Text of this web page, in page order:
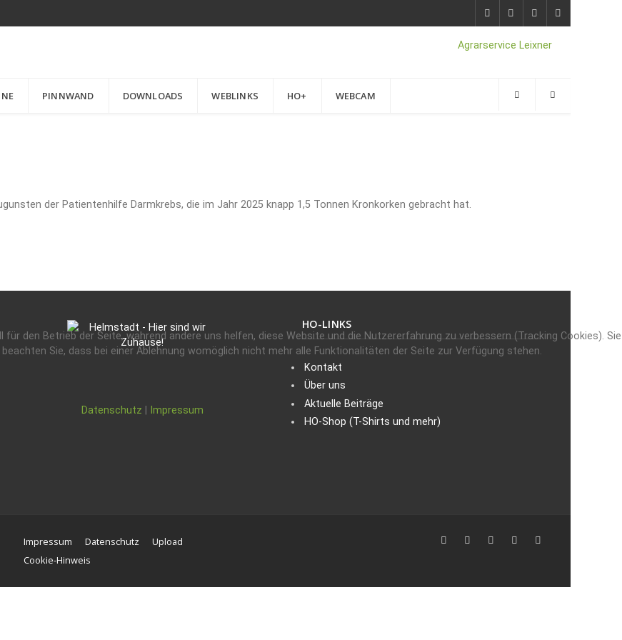
PINNWAND DOWNLOADS WEBLINKS HO+ WEBCAM
der Patientenhilfe Darmkrebs, die im Jahr 2025 knapp 1,5 Tonnen Kronkorken gebracht hat.
HO-LINKS
Kontakt
Über uns
Aktuelle Beiträge
HO-Shop (T-Shirts und mehr)
Impressum Datenschutz
Upload
Cookie-Hinweis
den Betrieb der Seite, während andere uns helfen, diese Website und die Nutzererfahrung zu verbessern (Tracking Cookies). Sie
Sie, dass bei einer Ablehnung womöglich nicht mehr alle Funktionalitäten der Seite zur Verfügung stehen.
Datenschutz Impressum